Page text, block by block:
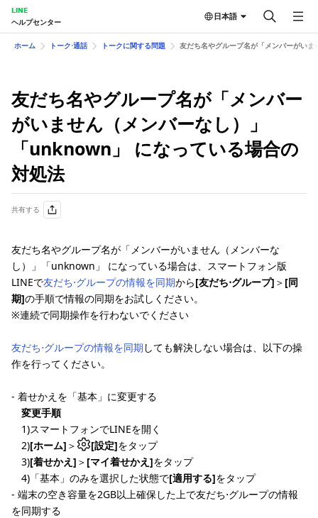
LINE
ヘルプセンター
日本語
ホーム トーク⋅通話 トークに関する問題 友だち名やグループ名が「メンバーがい
友だち名やグループ名が「メンバー
がいません（メンバーなし）」
「unknown」 になっている場合の
対処法
共有する
友だち名やグループ名が「メンバーがいません（メンバーな
し）」「unknown」 になっている場合は、スマートフォン版
LINEで友だち⋅グループの情報を同期から[友だち⋅グループ] ＞ [同
期]の手順で情報の同期をお試しください。
※連続で同期操作を行わないでください
友だち⋅グループの情報を同期 しても解決しない場合は、以下の操
作を行ってください。
- 着せかえを「基本」に変更する
変更手順
1)スマートフォンでLINEを開く
2)[ホーム] ＞ [設定]をタップ
3)[着せかえ] ＞ [マイ着せかえ]をタップ
4)「基本」のみを選択した状態で[適用する]をタップ
- 端末の空き容量を2GB以上確保した上で友だち⋅グループの情報
を同期する